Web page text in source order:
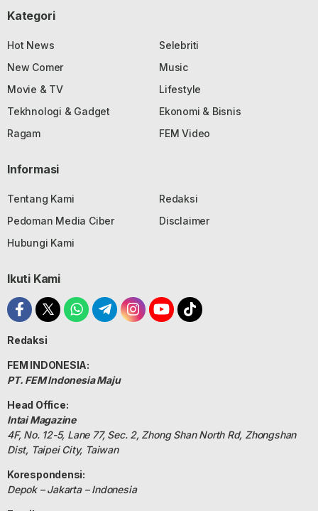
Kategori
Hot News
Selebriti
New Comer
Music
Movie & TV
Lifestyle
Tekhnologi & Gadget
Ekonomi & Bisnis
Ragam
FEM Video
Informasi
Tentang Kami
Redaksi
Pedoman Media Ciber
Disclaimer
Hubungi Kami
Ikuti Kami
Redaksi
FEM INDONESIA:
PT. FEM Indonesia Maju
Head Office:
Intai Magazine
4F, No. 12-5, Lane 77, Sec. 2, Zhong Shan North Rd, Zhongshan
Dist, Taipei City, Taiwan
Korespondensi:
Depok – Jakarta – Indonesia